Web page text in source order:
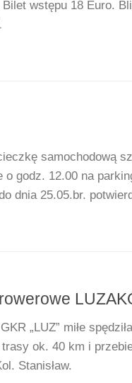
wstępu 18 Euro.
samochodową
o godz. 12.00 na
dnia 25.05.br.
„LUZ” miłe
ok. 40 km i
Stanisław.